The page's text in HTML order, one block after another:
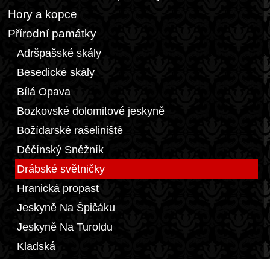
Hory a kopce
Přírodní památky
Adršpašské skály
Besedické skály
Bílá Opava
Bozkovské dolomitové jeskyně
Božídarské rašeliniště
Děčínský Sněžník
Drábské světničky
Hranická propast
Jeskyně Na Špičáku
Jeskyně Na Turoldu
Kladská